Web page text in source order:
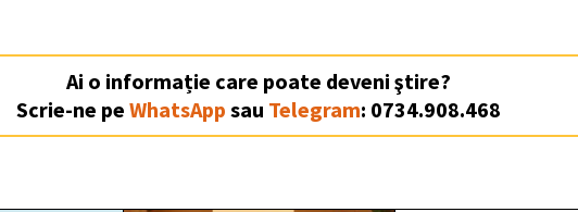
Ai o informație care poate deveni ştire?
Scrie-ne peWhatsApp sau Telegram: 0734.908.468